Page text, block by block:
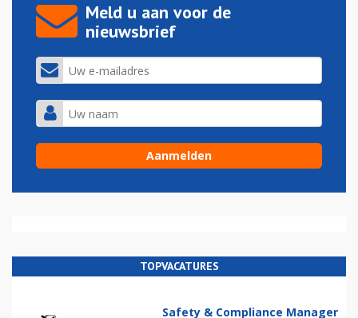
Meld u aan voor de
nieuwsbrief
TOPVACATURES
Safety & Compliance Manager